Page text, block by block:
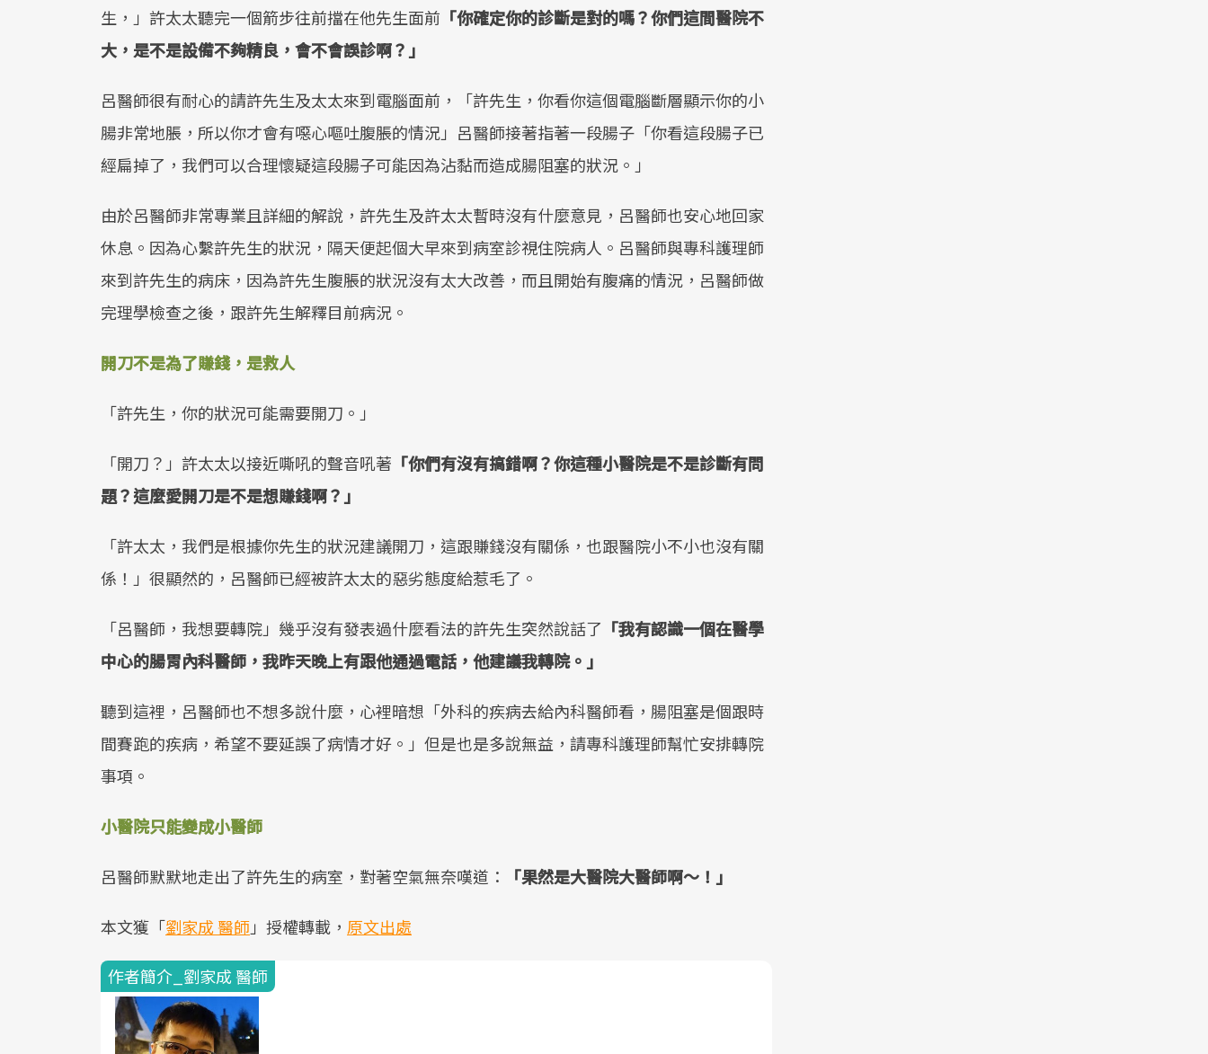
生，」許太太聽完一個箭步往前擋在他先生面前 「你確定你的診斷是對的嗎？你們這間醫院不
大，是不是設備不夠精良，會不會誤診啊？」
呂醫師很有耐心的請許先生及太太來到電腦面前，「許先生，你看你這個電腦斷層顯示你的小
腸非常地脹，所以你才會有噁心嘔吐腹脹的情況」呂醫師接著指著一段腸子「你看這段腸子已
經扁掉了，我們可以合理懷疑這段腸子可能因為沾黏而造成腸阻塞的狀況。」
由於呂醫師非常專業且詳細的解說，許先生及許太太暫時沒有什麼意見，呂醫師也安心地回家
休息。因為心繫許先生的狀況，隔天便起個大早來到病室診視住院病人。呂醫師與專科護理師
來到許先生的病床，因為許先生腹脹的狀況沒有太大改善，而且開始有腹痛的情況，呂醫師做
完理學檢查之後，跟許先生解釋目前病況。
開刀不是為了賺錢，是救人
「許先生，你的狀況可能需要開刀。」
「開刀？」許太太以接近嘶吼的聲音吼著 「你們有沒有搞錯啊？你這種小醫院是不是診斷有問
題？這麼愛開刀是不是想賺錢啊？」
「許太太，我們是根據你先生的狀況建議開刀，這跟賺錢沒有關係，也跟醫院小不小也沒有關
係！」很顯然的，呂醫師已經被許太太的惡劣態度給惹毛了。
「呂醫師，我想要轉院」幾乎沒有發表過什麼看法的許先生突然說話了 「我有認識一個在醫學
中心的腸胃內科醫師，我昨天晚上有跟他通過電話，他建議我轉院。」
聽到這裡，呂醫師也不想多說什麼，心裡暗想「外科的疾病去給內科醫師看，腸阻塞是個跟時
間賽跑的疾病，希望不要延誤了病情才好。」但是也是多說無益，請專科護理師幫忙安排轉院
事項。
小醫院只能變成小醫師
呂醫師默默地走出了許先生的病室，對著空氣無奈嘆道： 「果然是大醫院大醫師啊～！」
本文獲「劉家成 醫師」授權轉載， 原文出處
作者簡介_劉家成 醫師